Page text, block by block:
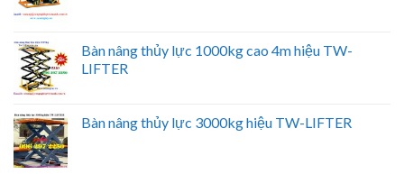
Bàn nâng thủy lực 1000kg cao 4m hiệu TW-
LIFTER
Bàn nâng thủy lực 3000kg hiệu TW-LIFTER